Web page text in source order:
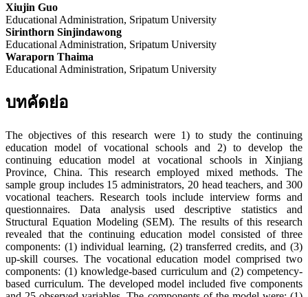
Xiujin Guo
Educational Administration, Sripatum University
Sirinthorn Sinjindawong
Educational Administration, Sripatum University
Waraporn Thaima
Educational Administration, Sripatum University
บทคัดย่อ
The objectives of this research were 1) to study the continuing
education model of vocational schools and 2) to develop the
continuing education model at vocational schools in Xinjiang
Province, China. This research employed mixed methods. The
sample group includes 15 administrators, 20 head teachers, and 300
vocational teachers. Research tools include interview forms and
questionnaires. Data analysis used descriptive statistics and
Structural Equation Modeling (SEM). The results of this research
revealed that the continuing education model consisted of three
components: (1) individual learning, (2) transferred credits, and (3)
up-skill courses. The vocational education model comprised two
components: (1) knowledge-based curriculum and (2) competency-
based curriculum. The developed model included five components